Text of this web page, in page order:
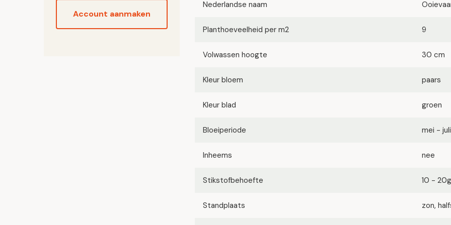
Account aanmaken
Nederlandse naam
Planthoeveelheid per m2 9
Volwassen hoogte 30 cm
Kleur bloem paars
Kleur blad groen
Bloeiperiode mei - juli
Inheems nee
Stikstofbehoefte 10 - 20g
Standplaats zon,